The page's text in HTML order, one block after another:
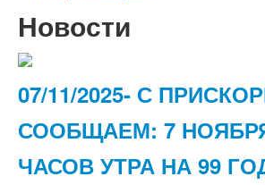
Новости
07/11/2025- С
СООБЩАЕМ: 7
ЧАСОВ УТРА НА 99